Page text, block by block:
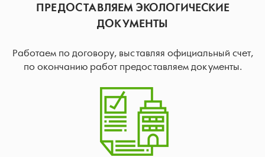
ПРЕДОСТАВЛЯЕМ ЭКОЛОГИЧЕСКИЕ
ДОКУМЕНТЫ
Работаем по договору, выставляя официальный счет,
по окончанию работ предоставляем документы.